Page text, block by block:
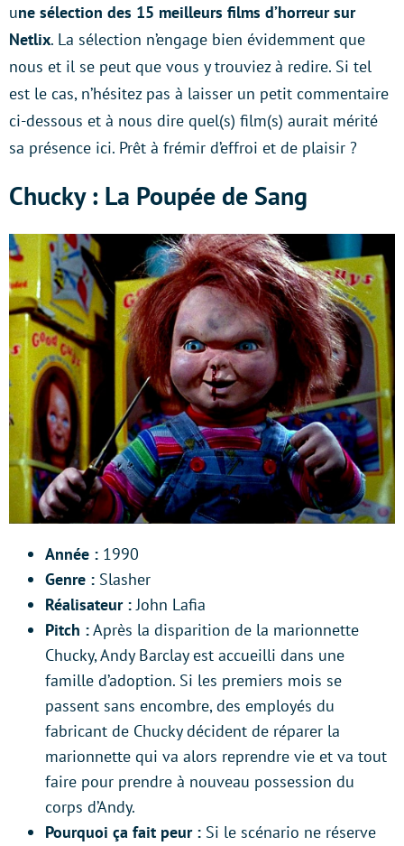
une sélection des 15 meilleurs films d’horreur sur
Netlix. La sélection n’engage bien évidemment que
nous et il se peut que vous y trouviez à redire. Si tel
est le cas, n’hésitez pas à laisser un petit commentaire
ci-dessous et à nous dire quel(s) film(s) aurait mérité
sa présence ici. Prêt à frémir d’effroi et de plaisir ?
Chucky : La Poupée de Sang
Année : 1990
Genre : Slasher
Réalisateur :John Lafia
Pitch :Après la disparition de la marionnette
Chucky, Andy Barclay est accueilli dans une
famille d’adoption. Si les premiers mois se
passent sans encombre, des employés du
fabricant de Chucky décident de réparer la
marionnette qui va alors reprendre vie et va tout
faire pour prendre à nouveau possession du
corps d’Andy.
Pourquoi ça fait peur : Si le scénario ne réserve